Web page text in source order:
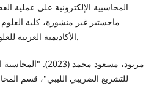
المحاسبية الإلكترونية على عملية
ماجستير غير منشورة، كلية
الأكاديمية العربية للعلوم المالية والمصرفية، اليمن.
للتشريع الضريبي الليبي"، قسم